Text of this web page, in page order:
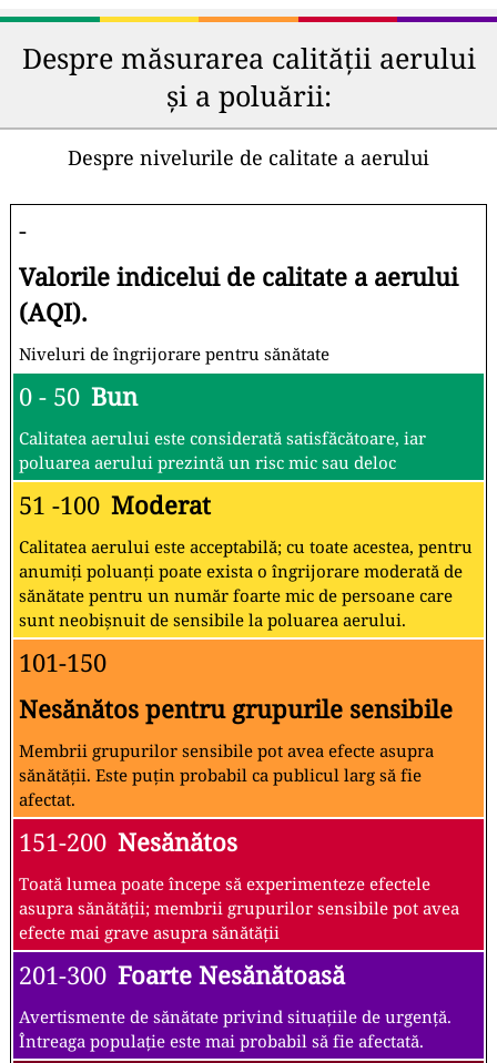
Despre măsurarea calității aerului
și a poluării:
Despre nivelurile de calitate a aerului
-
Valorile indicelui de calitate a aerului
(AQI).
Niveluri de îngrijorare pentru sănătate
0 - 50 Bun
Calitatea aerului este considerată satisfăcătoare, iar
poluarea aerului prezintă un risc mic sau deloc
51 -100 Moderat
Calitatea aerului este acceptabilă; cu toate acestea, pentru
anumiți poluanți poate exista o îngrijorare moderată de
sănătate pentru un număr foarte mic de persoane care
sunt neobișnuit de sensibile la poluarea aerului.
101-150
Nesănătos pentru grupurile sensibile
Membrii grupurilor sensibile pot avea efecte asupra
sănătății. Este puțin probabil ca publicul larg să fie
afectat.
151-200 Nesănătos
Toată lumea poate începe să experimenteze efectele
asupra sănătății; membrii grupurilor sensibile pot avea
efecte mai grave asupra sănătății
201-300 Foarte Nesănătoasă
Avertismente de sănătate privind situațiile de urgență.
Întreaga populație este mai probabil să fie afectată.